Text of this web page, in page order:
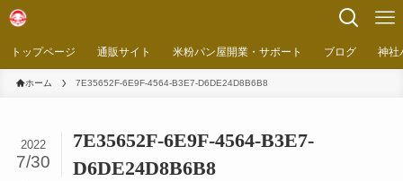
トップページ 通販サイト 米粉パン屋開業・サポート ブログ 神社
ホーム 7E35652F-6E9F-4564-B3E7-D6DE24D8B6B8
7E35652F-6E9F-4564-B3E7-
D6DE24D8B6B8
2022
7/30